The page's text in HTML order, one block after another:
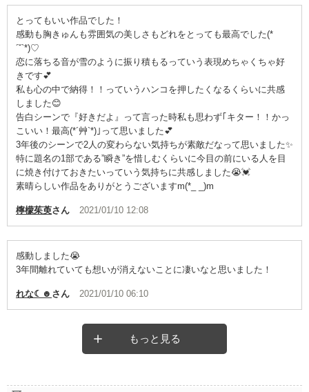
とってもいい作品でした！
感動も胸きゅんも雰囲気の美しさもどれをとっても最高でした(*
´˘`*)♡
恋に落ちる音が雪のように振り積もるっていう表現めちゃくちゃ好
きです💕
私も心の中で納得！！っていうハンコを押したくなるくらいに共感
しました😊
告白シーンで『好きだよ』って言った時私も思わず｢キター！！かっ
こいい！最高(*´艸`*)｣って思いました💕
3年後のシーンで2人の変わらない気持ちが素敵だなって思いました✨
特に題名の1部である”瞬き”を惜しむくらいに今目の前にいる人を目
に焼き付けておきたいっていう気持ちに共感しました😭💓
素晴らしい作品をありがとうございますm(*_ _)m
檸檬茱萸さん 2021/01/10 12:08
感動しました😭
3年間離れていても想いが消えないことに凄いなと思いました！
れな☾☻ さん 2021/01/10 06:10
もっと見る